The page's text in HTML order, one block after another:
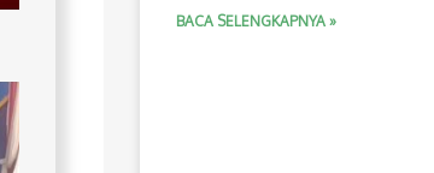
BACA SELENGKAPNYA »